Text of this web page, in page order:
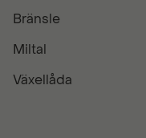
Bränsle
Miltal
Växellåda